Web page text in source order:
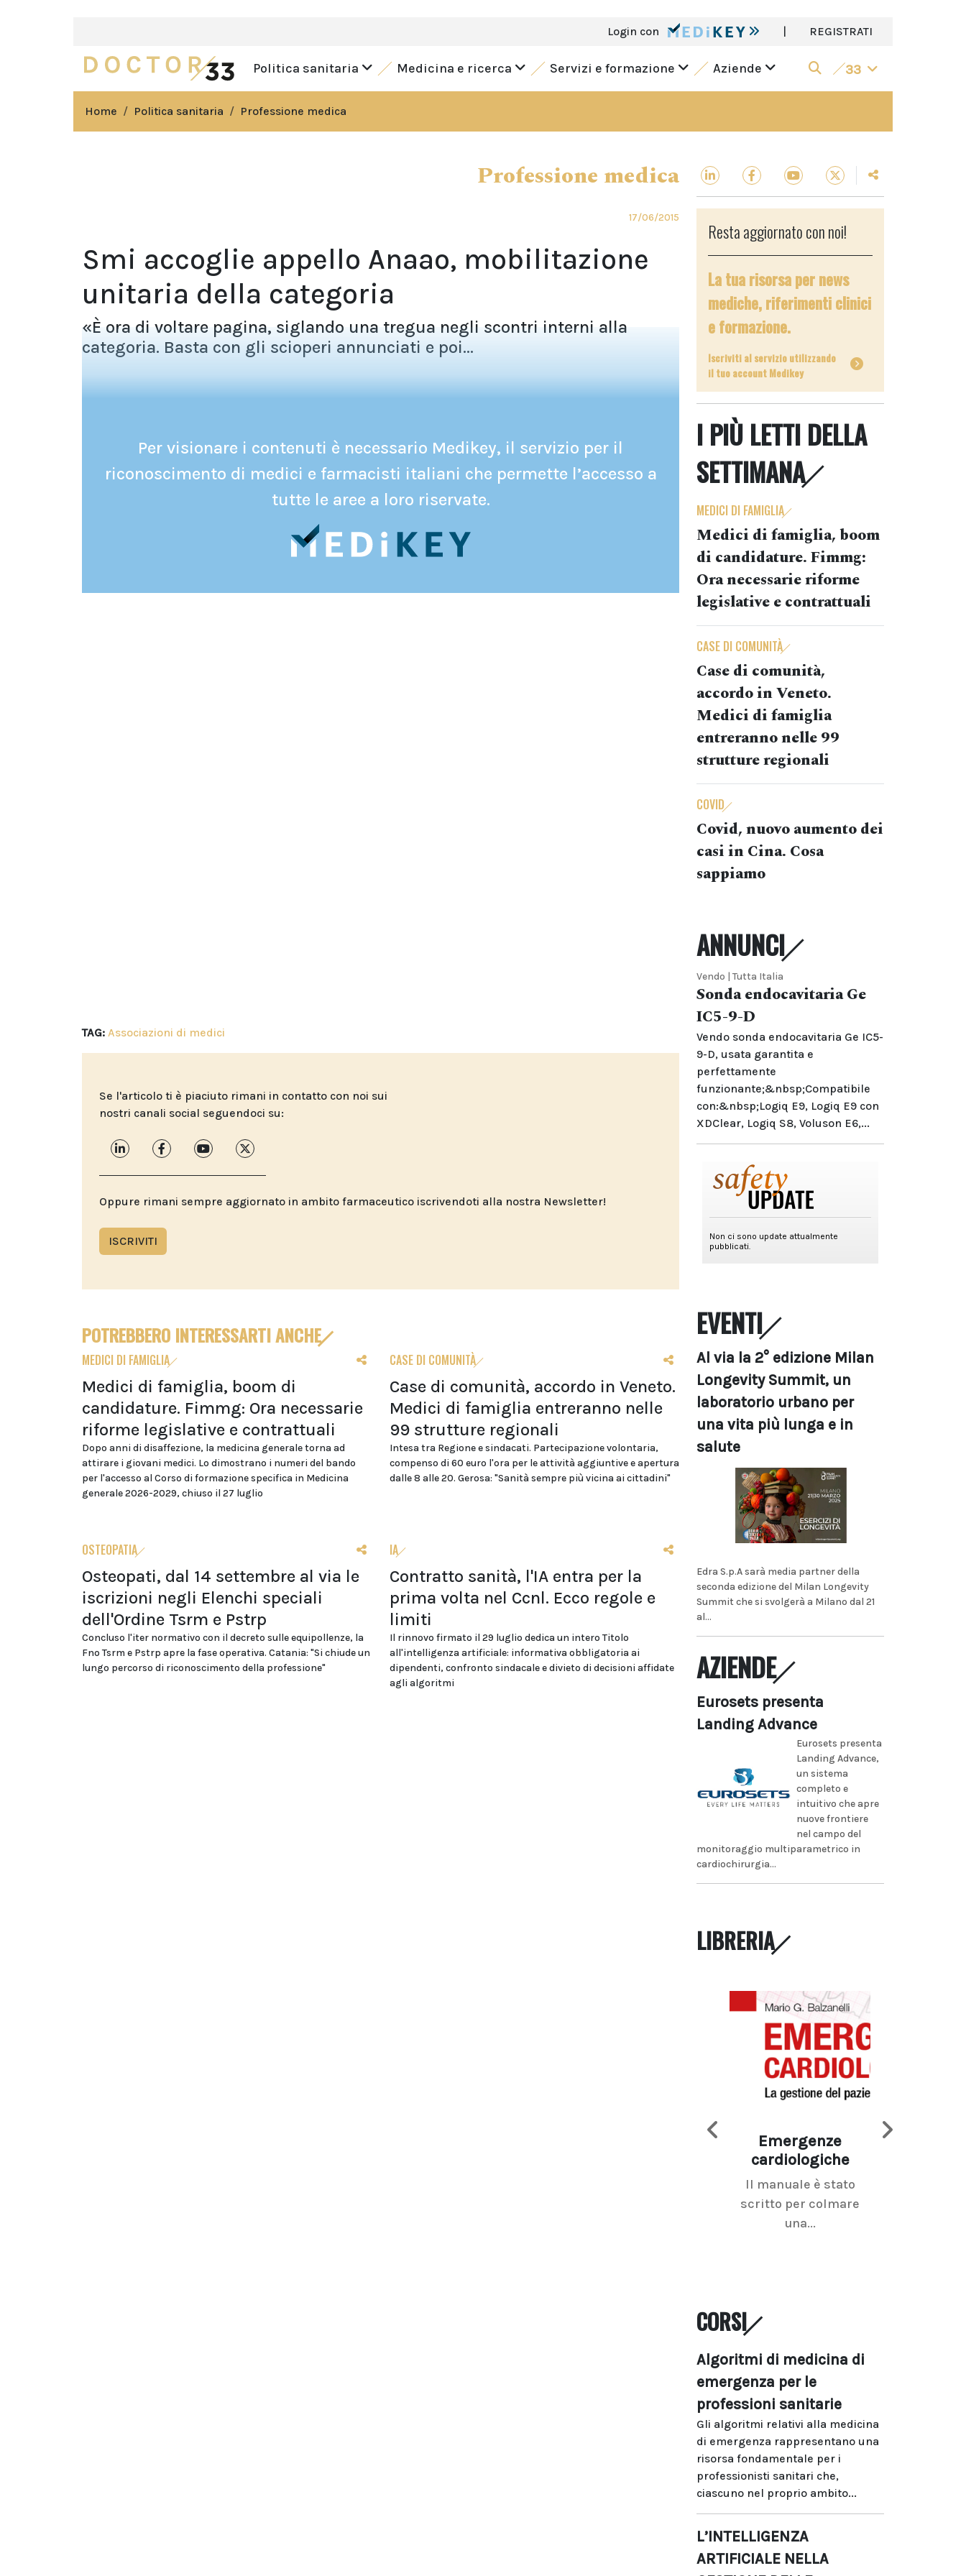
Login con | REGISTRATI
Politica sanitaria Medicina e ricerca Servizi e formazione Aziende 33
Home Politica sanitaria Professione medica
Professione medica
17/06/2015
Smi accoglie appello Anaao, mobilitazione
unitaria della categoria
«È ora di voltare pagina, siglando una tregua negli scontri interni alla
categoria. Basta con gli scioperi annunciati e poi...
Per visionare i contenuti è necessario Medikey, il servizio per il
riconoscimento di medici e farmacisti italiani che permette l’accesso a
tutte le aree a loro riservate.
TAG: Associazioni di medici
Se l'articolo ti è piaciuto rimani in contatto con noi sui
nostri canali social seguendoci su:
Oppure rimani sempre aggiornato in ambito farmaceutico iscrivendoti alla nostra Newsletter!
ISCRIVITI
POTREBBERO INTERESSARTI ANCHE
MEDICI DI FAMIGLIA
Medici di famiglia, boom di
candidature. Fimmg: Ora necessarie
riforme legislative e contrattuali
Dopo anni di disaffezione, la medicina generale torna ad
attirare i giovani medici. Lo dimostrano i numeri del bando
per l'accesso al Corso di formazione specifica in Medicina
generale 2026-2029, chiuso il 27 luglio
CASE DI COMUNITÀ
Case di comunità, accordo in Veneto.
Medici di famiglia entreranno nelle
99 strutture regionali
Intesa tra Regione e sindacati. Partecipazione volontaria,
compenso di 60 euro l'ora per le attività aggiuntive e apertura
dalle 8 alle 20. Gerosa: "Sanità sempre più vicina ai cittadini"
OSTEOPATIA
Osteopati, dal 14 settembre al via le
iscrizioni negli Elenchi speciali
dell'Ordine Tsrm e Pstrp
Concluso l'iter normativo con il decreto sulle equipollenze, la
Fno Tsrm e Pstrp apre la fase operativa. Catania: "Si chiude un
lungo percorso di riconoscimento della professione"
IA
Contratto sanità, l'IA entra per la
prima volta nel Ccnl. Ecco regole e
limiti
Il rinnovo firmato il 29 luglio dedica un intero Titolo
all'intelligenza artificiale: informativa obbligatoria ai
dipendenti, confronto sindacale e divieto di decisioni affidate
agli algoritmi
Resta aggiornato con noi!
La tua risorsa per news
mediche, riferimenti clinici
e formazione.
Iscriviti al servizio utilizzando
il tuo account Medikey
I PIÙ LETTI DELLA
SETTIMANA
MEDICI DI FAMIGLIA
Medici di famiglia, boom
di candidature. Fimmg:
Ora necessarie riforme
legislative e contrattuali
CASE DI COMUNITÀ
Case di comunità,
accordo in Veneto.
Medici di famiglia
entreranno nelle 99
strutture regionali
COVID
Covid, nuovo aumento dei
casi in Cina. Cosa
sappiamo
ANNUNCI
Vendo | Tutta Italia
Sonda endocavitaria Ge
IC5-9-D
Vendo sonda endocavitaria Ge IC5-
9-D, usata garantita e
perfettamente
funzionante;&nbsp;Compatibile
con:&nbsp;Logiq E9, Logiq E9 con
XDClear, Logiq S8, Voluson E6,...
EVENTI
Al via la 2° edizione Milan
Longevity Summit, un
laboratorio urbano per
una vita più lunga e in
salute
Edra S.p.A sarà media partner della
seconda edizione del Milan Longevity
Summit che si svolgerà a Milano dal 21
al...
AZIENDE
Eurosets presenta
Landing Advance
Eurosets presenta
Landing Advance,
un sistema
completo e
intuitivo che apre
nuove frontiere
nel campo del
monitoraggio multiparametrico in
cardiochirurgia...
LIBRERIA
Emergenze
cardiologiche
Il manuale è stato
scritto per colmare
una...
CORSI
Algoritmi di medicina di
emergenza per le
professioni sanitarie
Gli algoritmi relativi alla medicina
di emergenza rappresentano una
risorsa fondamentale per i
professionisti sanitari che,
ciascuno nel proprio ambito...
L’INTELLIGENZA
ARTIFICIALE NELLA